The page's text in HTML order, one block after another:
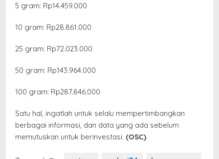
‎5 gram: Rp14.459.000
10 gram: Rp28.861.000
‎25 gram: Rp72.023.000
‎50 gram: Rp143.964.000
‎100 gram: Rp287.846.000
Satu hal, ingatlah untuk selalu mempertimbangkan
berbagai informasi, dan data yang ada sebelum
memutuskan untuk berinvestasi. (OSC).